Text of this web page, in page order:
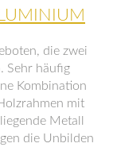
die zwei
Sehr häufig
Kombination
mit
Metall
die Unbilden